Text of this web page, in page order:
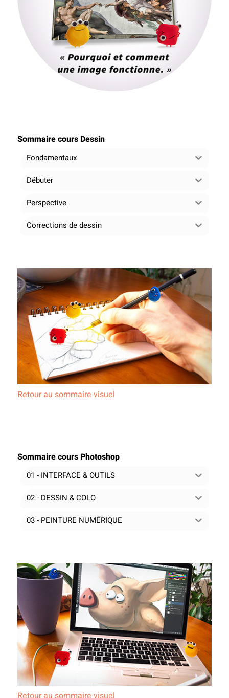
Sommaire cours Dessin
Fondamentaux
Débuter
Perspective
Corrections de dessin
Retour au sommaire visuel
Sommaire cours Photoshop
01 - INTERFACE & OUTILS
02 - DESSIN & COLO
03 - PEINTURE NUMÉRIQUE